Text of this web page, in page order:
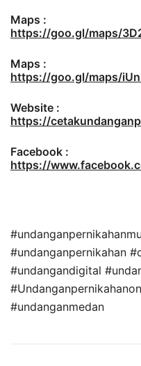
Maps :
https://goo.gl/maps/
Maps :
https://goo.gl/maps/
Website :
https://
Facebook :
https://
#undanganpernikahan
#undangandigital
#undanganmedan